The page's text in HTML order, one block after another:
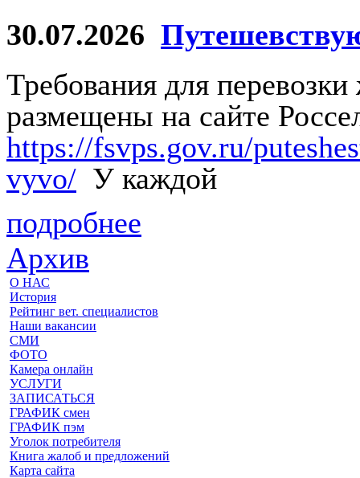
30.07.2026
Требования для
размещены на сайте
https://fsvps.gov.ru/
vyvo/ У каждой
подробнее
Архив
О НАС
История
Рейтинг вет. специалистов
Наши вакансии
СМИ
ФОТО
Камера онлайн
УСЛУГИ
ЗАПИСАТЬСЯ
ГРАФИК смен
ГРАФИК пэм
Уголок потребителя
Книга жалоб и предложений
Карта сайта